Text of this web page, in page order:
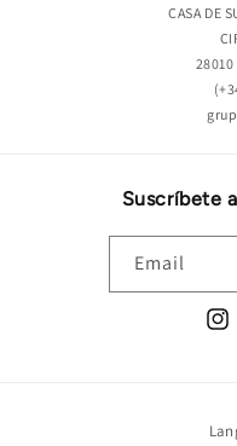
CASA DE
Suscríbete
Email